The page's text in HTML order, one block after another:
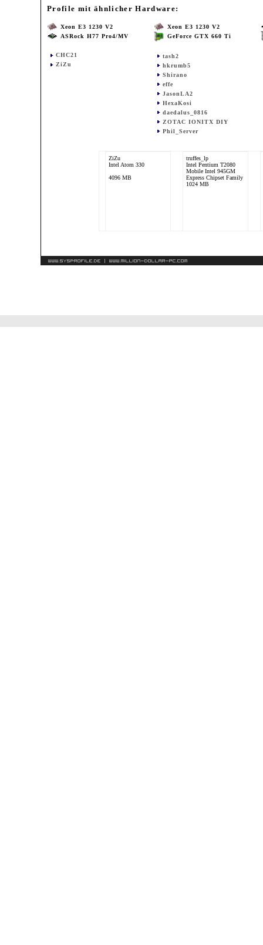
Profile mit ähnlicher Hardware:
Xeon E3 1230 V2
ASRock H77 Pro4/MV
CHC21
ZiZu
Xeon E3 1230 V2
GeForce GTX 660 Ti
tash2
hkrumb5
Shirano
effe
JasonLA2
HexaKosi
daedalus_0816
ZOTAC IONITX DIY
Phil_Server
ZiZu
Intel Atom 330
4096 MB
truffes_lp
Intel Pentium T2080
Mobile Intel 945GM
Express Chipset Family
1024 MB
nVidia ION
4096 MB